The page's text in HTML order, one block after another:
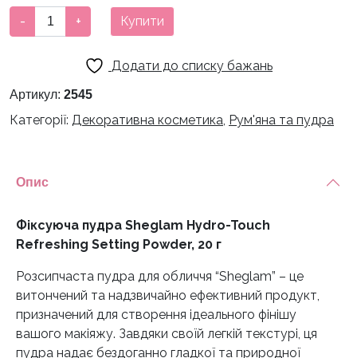
Фіксуюча
пудра
Touch
- + Купити
Додати до списку бажань
Артикул: 2545
Категорії: Декоративна косметика, Рум'яна та пудра
Опис
Фіксуюча пудра Sheglam Hydro-Touch
Refreshing Setting Powder, 20 г
Розсипчаста пудра для обличчя “Sheglam” – це
витончений та надзвичайно ефективний продукт,
призначений для створення ідеального фінішу
вашого макіяжу. Завдяки своїй легкій текстурі, ця
пудра надає бездоганно гладкої та природної